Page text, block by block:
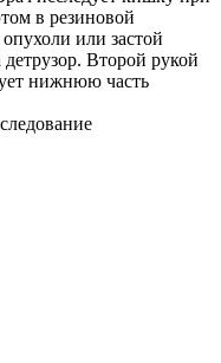
в резиновой
или застой
Второй рукой
нижнюю часть